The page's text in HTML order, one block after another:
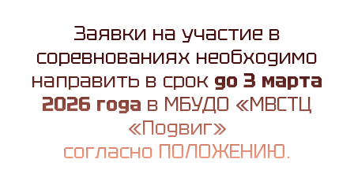
Заявки на участие в
соревнованиях необходимо
направить в срок до 3 марта
2026 года в МБУДО «МВСТЦ
«Подвиг»
согласно ПОЛОЖЕНИЮ.